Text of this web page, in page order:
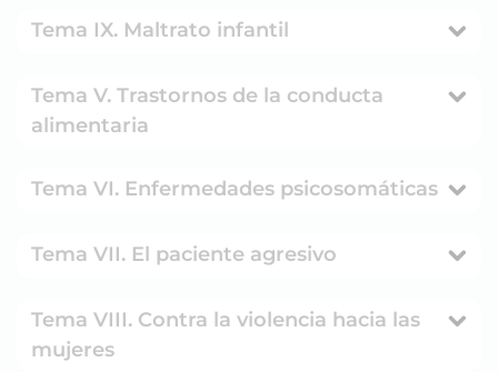
Tema IX. Maltrato infantil
Tema V. Trastornos de la conducta
alimentaria
Tema VI. Enfermedades psicosomáticas
Tema VII. El paciente agresivo
Tema VIII. Contra la violencia hacia las
mujeres